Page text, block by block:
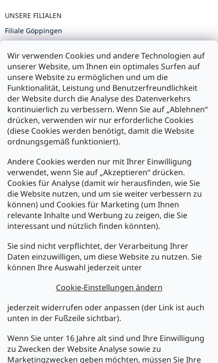
Wir verwenden Cookies und andere Technologien auf
unserer Website, um Ihnen ein optimales Surfen auf
unsere Website zu ermöglichen und um die
Funktionalität, Leistung und Benutzerfreundlichkeit
der Website durch die Analyse des Datenverkehrs
kontinuierlich zu verbessern. Wenn Sie auf „Ablehnen“
drücken, verwenden wir nur erforderliche Cookies
(diese Cookies werden benötigt, damit die Website
ordnungsgemäß funktioniert).
Andere Cookies werden nur mit Ihrer Einwilligung
verwendet, wenn Sie auf „Akzeptieren“ drücken.
Cookies für Analyse (damit wir herausfinden, wie Sie
die Website nutzen, und um sie weiter verbessern zu
können) und Cookies für Marketing (um Ihnen
relevante Inhalte und Werbung zu zeigen, die Sie
interessant und nützlich finden könnten).
Sie sind nicht verpflichtet, der Verarbeitung Ihrer
Daten einzuwilligen, um diese Website zu nutzen. Sie
können Ihre Auswahl jederzeit unter
Cookie-Einstellungen ändern
jederzeit widerrufen oder anpassen (der Link ist auch
unten in der Fußzeile sichtbar).
Wenn Sie unter 16 Jahre alt sind und Ihre Einwilligung
zu Zwecken der Website Analyse sowie zu
Marketingzwecken geben möchten, müssen Sie Ihre
UNSERE FILIALEN
Filiale Göppingen
Filiale Ulm
Zahlung und Versand
Versand mit:
Zahlarten:
Newsletter abonnieren
Legen Sie Ihre E-Mail ein und wir werden Ihnen Informationen
über neue Produkte in unserem E-Shop zusenden.
E-Mail
Melden Sie sich jetzt für den mükra Newsletter an,
kostenlos und jederzeit kündbar! Mit der Anmeldung zum
Newsletter bestätigen Sie Ihr Einverständnis mit der
Datenschutzerklärung.